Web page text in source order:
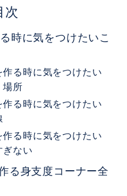
次
時に気をつけたいこ
る時に気をつけたい
場所
る時に気をつけたい
る時に気をつけたい
ない
る身支度コーナー全